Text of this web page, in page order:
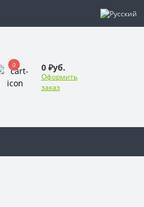
0 0 ₽уб.
Оформить
заказ